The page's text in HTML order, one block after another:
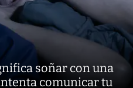
soñar con una
comunicar tu